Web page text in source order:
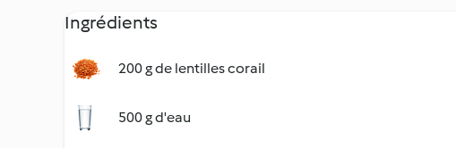
Ingrédients
200 g de lentilles corail
500 g d'eau